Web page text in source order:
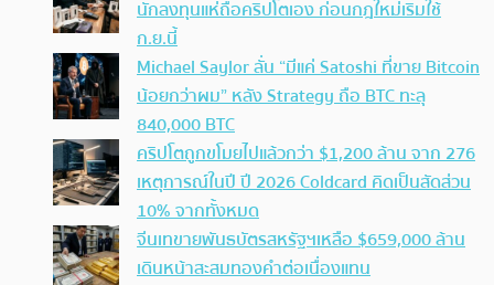
นักลงทุนแห่ถือคริปโตเอง ก่อนกฎใหม่เริ่มใช้
ก.ย.นี้
Michael Saylor ลั่น “มีแค่ Satoshi ที่ขาย Bitcoin
น้อยกว่าผม” หลัง Strategy ถือ BTC ทะลุ
840,000 BTC
คริปโตถูกขโมยไปแล้วกว่า $1,200 ล้าน จาก 276
เหตุการณ์ในปี ปี 2026 Coldcard คิดเป็นสัดส่วน
10% จากทั้งหมด
จีนเทขายพันธบัตรสหรัฐฯเหลือ $659,000 ล้าน
เดินหน้าสะสมทองคำต่อเนื่องแทน